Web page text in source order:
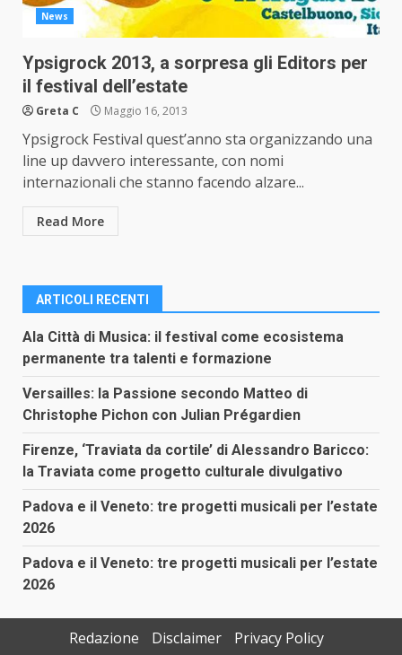
News
Ypsigrock 2013, a sorpresa gli Editors per
il festival dell’estate
Greta C Maggio 16, 2013
Ypsigrock Festival quest’anno sta organizzando una
line up davvero interessante, con nomi
internazionali che stanno facendo alzare...
Read More
ARTICOLI RECENTI
Ala Città di Musica: il festival come ecosistema
permanente tra talenti e formazione
Versailles: la Passione secondo Matteo di
Christophe Pichon con Julian Prégardien
Firenze, ‘Traviata da cortile’ di Alessandro Baricco:
la Traviata come progetto culturale divulgativo
Padova e il Veneto: tre progetti musicali per l’estate
2026
Padova e il Veneto: tre progetti musicali per l’estate
2026
Redazione Disclaimer Privacy Policy